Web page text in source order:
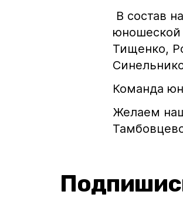
В состав
Тищенко,
Команда
Желаем